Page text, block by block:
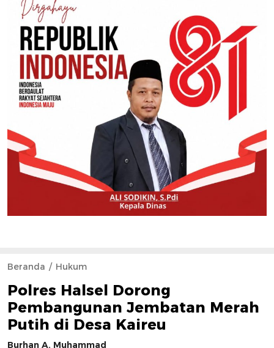
Beranda Hukum
Polres Halsel Dorong
Pembangunan Jembatan Merah
Putih di Desa Kaireu
Burhan A. Muhammad